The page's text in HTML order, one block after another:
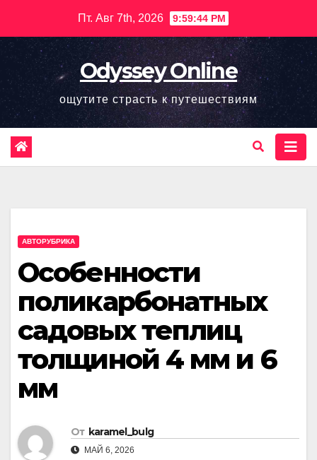
содержимому
Пт. Авг 7th, 2026 9:59:45 PM
Odyssey Online
ощутите страсть к путешествиям
АВТОРУБРИКА
Особенности
поликарбонатных
садовых теплиц
толщиной 4 мм и 6
мм
От karamel_bulg
МАЙ 6, 2026